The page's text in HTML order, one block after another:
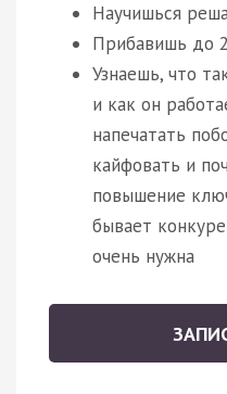
Научишься
Прибавишь до
Узнаешь, что
и как он
напечатать
кайфовать и
повышение
бывает
очень нужна